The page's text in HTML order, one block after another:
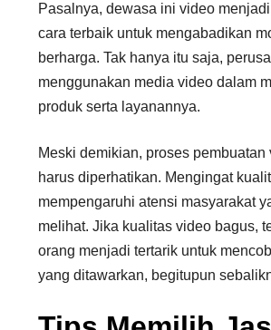
Pasalnya, dewasa ini video
cara terbaik untuk mengabadikan
berharga. Tak hanya itu saja,
menggunakan media video dalam
produk serta layanannya.
Meski demikian, proses pembuatan
harus diperhatikan. Mengingat
mempengaruhi atensi masyarakat
melihat. Jika kualitas video bagus,
orang menjadi tertarik untuk
yang ditawarkan, begitupun